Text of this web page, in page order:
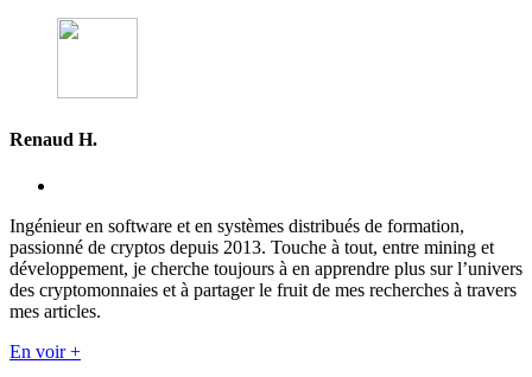
Renaud H.
Ingénieur en software et en systèmes distribués de formation,
passionné de cryptos depuis 2013. Touche à tout, entre mining et
développement, je cherche toujours à en apprendre plus sur l’univers
des cryptomonnaies et à partager le fruit de mes recherches à travers
mes articles.
En voir +